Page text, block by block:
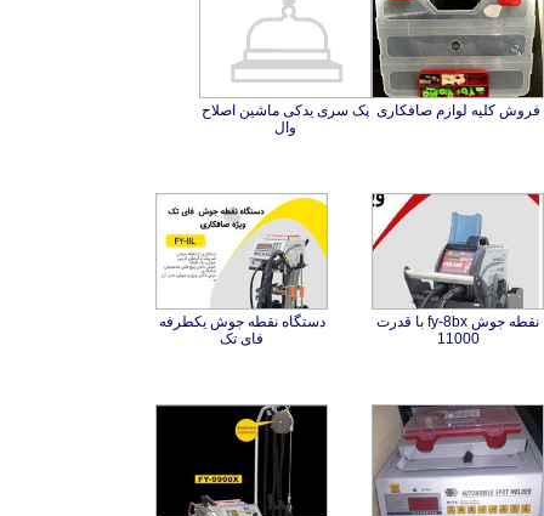
فروش کلیه لوازم صافکاری پک سری یدکی ماشین اصلاح
وال
نقطه جوش fy-8bx با قدرت
11000
دستگاه نقطه جوش یکطرفه
فای تک